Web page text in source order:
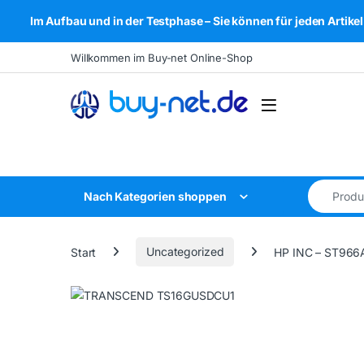
Im Aufbau und in der Testphase – Sie können für jeden
Skip to navigation
Skip to contentWillkommen im Buy-net Online-Shop
Open
Nach Kategorien shoppen
Search for:
Start Uncategorized HP INC –